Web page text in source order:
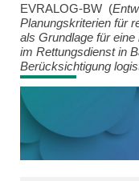
EVRALOG-BW (
Planungskriterien für
als Grundlage für
im Rettungsdienst in
Berücksichtigung